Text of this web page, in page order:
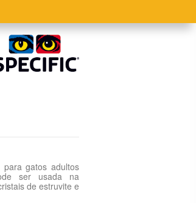
gatos adultos
ser usada na
de estruvite e